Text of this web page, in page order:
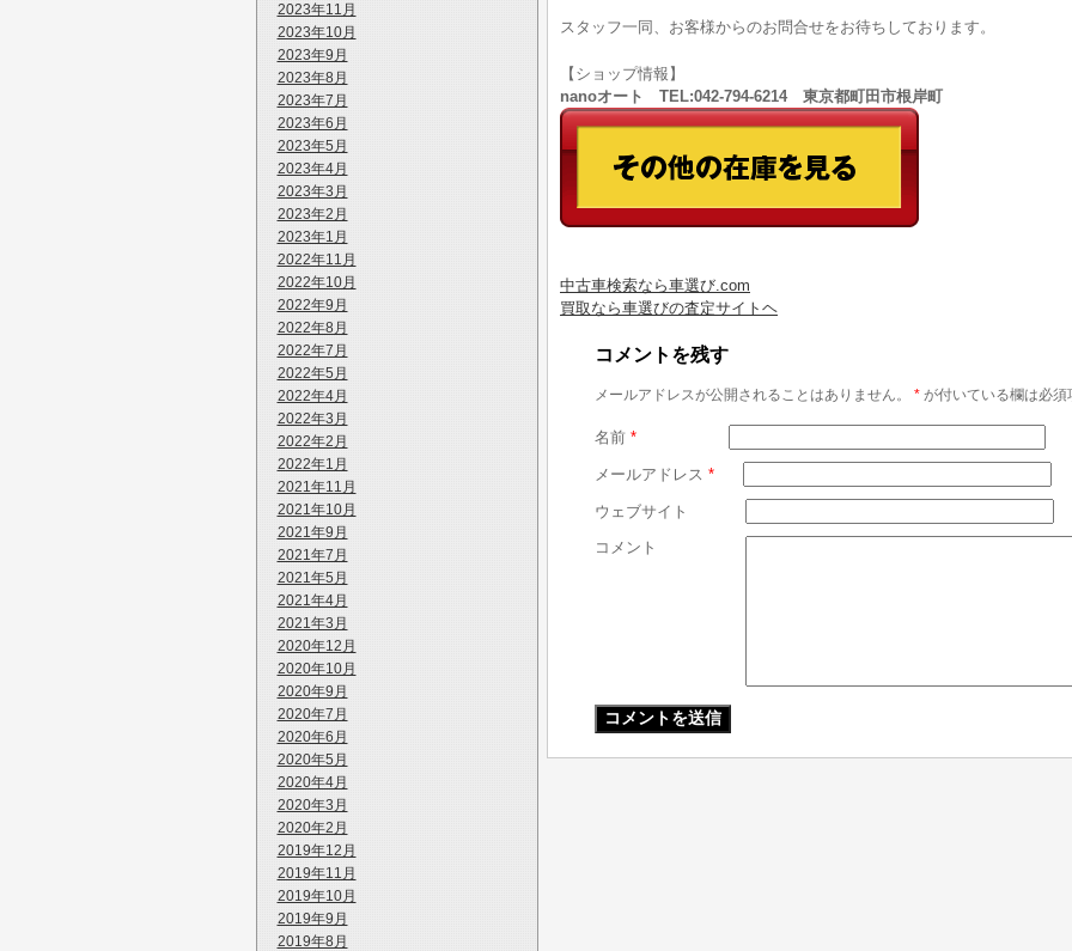
2023年11月
2023年10月
2023年9月
2023年8月
2023年7月
2023年6月
2023年5月
2023年4月
2023年3月
2023年2月
2023年1月
2022年11月
2022年10月
2022年9月
2022年8月
2022年7月
2022年5月
2022年4月
2022年3月
2022年2月
2022年1月
2021年11月
2021年10月
2021年9月
2021年7月
2021年5月
2021年4月
2021年3月
2020年12月
2020年10月
2020年9月
2020年7月
2020年6月
2020年5月
2020年4月
2020年3月
2020年2月
2019年12月
2019年11月
2019年10月
2019年9月
2019年8月
スタッフ一同、お客様からのお問合せをお待ちしております。
【ショップ情報】
nanoオート TEL:042-794-6214 東京都町田市根岸町
中古車検索なら車選び.com
買取なら車選びの査定サイトヘ
コメントを残す
メールアドレスが公開されることはありません。 * が付いている欄は必須
名前 *
メールアドレス *
ウェブサイト
コメント